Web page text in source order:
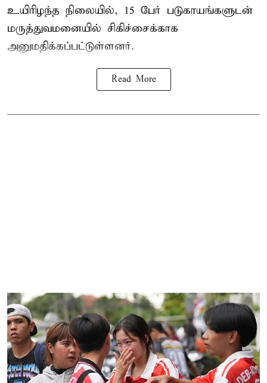
உயிரிழந்த நிலையில், 15 பேர் படுகாயங்களுடன்
மருத்துவமனையில் சிகிச்சைக்காக
அனுமதிக்கப்பட்டுள்ளனர்.
Read More